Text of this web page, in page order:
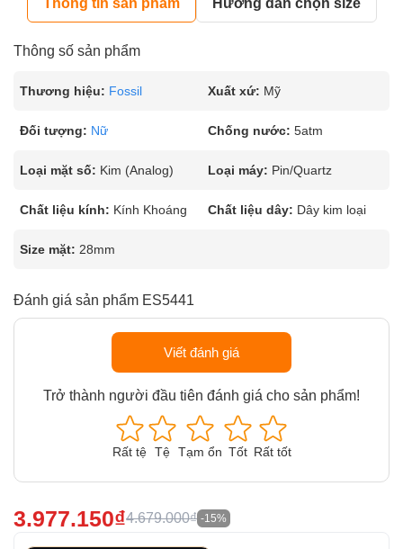
Thông tin sản phẩm Hướng dẫn chọn size
Thông số sản phẩm
Thương hiệu: Fossil Xuất xứ: Mỹ
Đối tượng: Nữ Chống nước: 5atm
Loại mặt số: Kim (Analog) Loại máy: Pin/Quartz
Chất liệu kính: Kính Khoáng Chất liệu dây: Dây kim loại
Size mặt: 28mm
Đánh giá sản phẩm ES5441
Viết đánh giá
Trở thành người đầu tiên đánh giá cho sản phẩm!
Rất tệ Tệ Tạm ổn Tốt Rất tốt
3.977.150₫4.679.000₫ -15%